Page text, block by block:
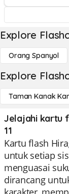
Explore
Orang Spanyol
Explore
Taman Kanak
Jelajahi kartu
11
Kartu flash
untuk setiap
menguasai
dirancang